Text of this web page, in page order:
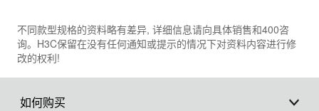
不同款型规格的资料略有差异, 详细信息请向具体销售和400咨
询。H3C保留在没有任何通知或提示的情况下对资料内容进行修
改的权利!
如何购买